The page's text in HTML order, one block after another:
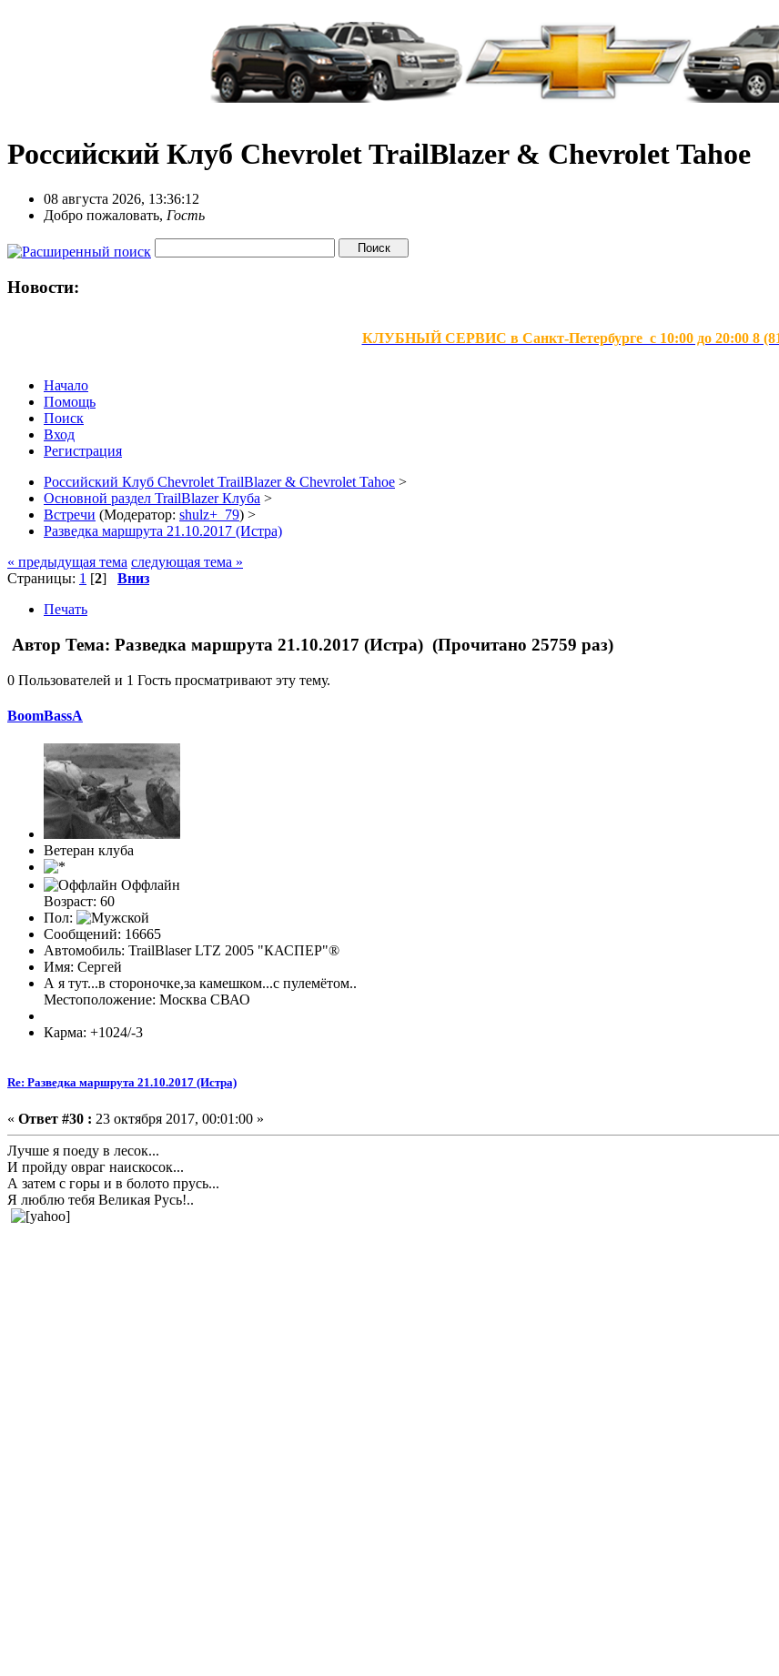
Российский Клуб Chevrolet TrailBlazer & Chevrolet Tahoe
08 августа 2026, 13:36:12
Добро пожаловать, Гость
Новости:
КЛУБНЫЙ СЕРВИС в Санкт-Петербурге с 10:00 до 20:00 8
Начало
Помощь
Поиск
Вход
Регистрация
Российский Клуб Chevrolet TrailBlazer & Chevrolet Tahoe >
Основной раздел TrailBlazer Клуба >
Встречи (Модератор: shulz+_79) >
Разведка маршрута 21.10.2017 (Истра)
« предыдущая тема следующая тема »
Страницы: 1 [2] Вниз
Печать
Автор Тема: Разведка маршрута 21.10.2017 (Истра) (Прочитано 25759 раз)
0 Пользователей и 1 Гость просматривают эту тему.
BoomBassA
Ветеран клуба
Оффлайн
Возраст: 60
Пол:
Сообщений: 16665
Автомобиль: TrailBlaser LTZ 2005 "КАСПЕР"®
Имя: Сергей
А я тут...в стороночке,за камешком...с пулемётом..
Местоположение: Москва СВАО
Карма: +1024/-3
Re: Разведка маршрута 21.10.2017 (Истра)
« Ответ #30 : 23 октября 2017, 00:01:00 »
Лучше я поеду в лесок...
И пройду овраг наискосок...
А затем с горы и в болото прусь...
Я люблю тебя Великая Русь!..